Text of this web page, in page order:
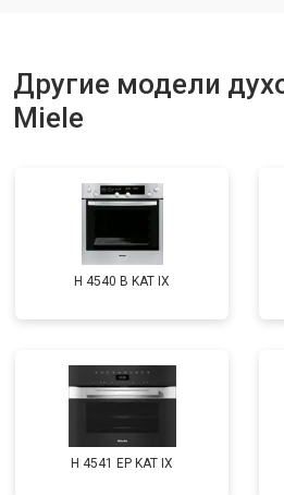
Другие модели
Miele
H 4540 B KAT IX
H 4541 EP KAT IX